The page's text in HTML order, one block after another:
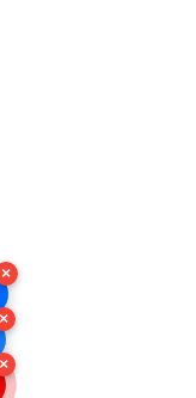
×
×
×